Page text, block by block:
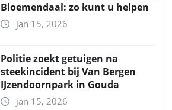
Bloemendaal: zo kunt u helpen
jan 15, 2026
Politie zoekt getuigen na
steekincident bij Van Bergen
IJzendoornpark in Gouda
jan 15, 2026